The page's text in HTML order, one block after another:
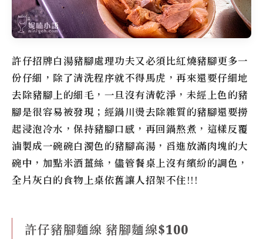
許仔招牌白湯豬腳處理功夫又必須比紅燒豬腳更多一
份仔細，除了清洗程序就不得馬虎，再來還要仔細地
去除豬腳上的細毛，一旦沒有清乾淨，未經上色的豬
腳是很容易被發現；經鍋川燙去除雜質的豬腳還要撈
起浸泡冷水，保持豬腳口感，再回鍋熬煮，這樣反覆
滷製成一碗碗白濁色的豬腳高湯，舀進放滿肉塊的大
碗中，加點米酒薑絲，儘管餐桌上沒有繽紛的調色，
全片灰白的食物上桌依舊讓人招架不住!!!
許仔豬腳麵線 豬腳麵線$100